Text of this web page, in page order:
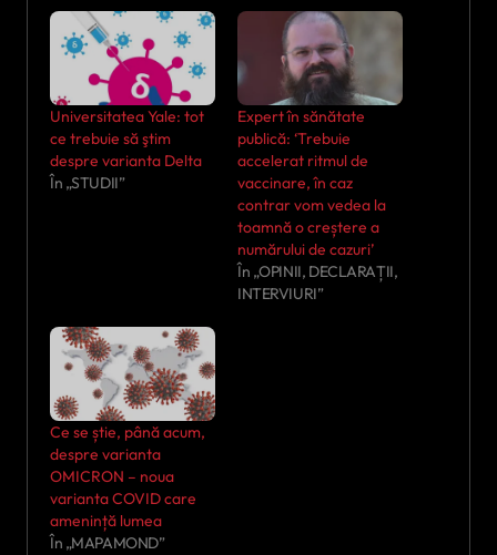
Universitatea Yale: tot
ce trebuie să ştim
despre varianta Delta
În „STUDII”
Expert în sănătate
publică: ‘Trebuie
accelerat ritmul de
vaccinare, în caz
contrar vom vedea la
toamnă o creștere a
numărului de cazuri’
În „OPINII, DECLARAȚII,
INTERVIURI”
Ce se știe, până acum,
despre varianta
OMICRON – noua
varianta COVID care
amenință lumea
În „MAPAMOND”